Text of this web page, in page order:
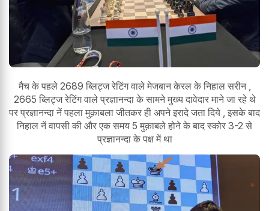
मैच के पहले 2689 ब्लिट्ज रेटिंग वाले मेजबान केरल के निहाल सरीन ,
2665 ब्लिट्ज रेटिंग वाले प्रज्ञानन्दा के सामने मुख्य दावेदार माने जा रहे थे
पर प्रज्ञानन्दा नें पहला मुक़ाबला जीतकर ही अपने इरादे जता दिये , इसके बाद
निहाल नें वापसी की और एक समय 5 मुक़ाबले होने के बाद स्कोर 3-2 से
प्रज्ञानन्दा के पक्ष में था